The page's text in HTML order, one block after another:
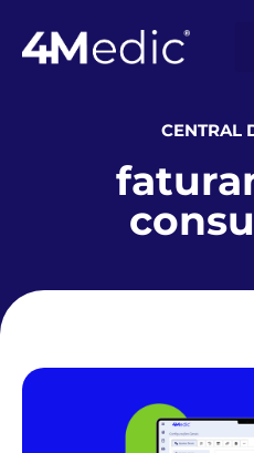
CENTRAL